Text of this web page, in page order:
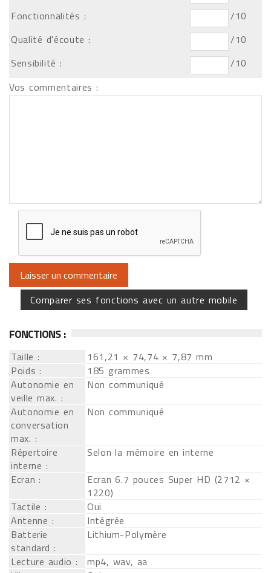
Fonctionnalités :
/10
Qualité d'écoute :
/10
Sensibilité :
/10
Vos commentaires :
Comparer ses fonctions avec un autre mobile
FONCTIONS :
Taille :
161,21 × 74,74 × 7,87 mm
Poids :
185 grammes
Autonomie en
veille max. :
Non communiqué
Autonomie en
conversation
max. :
Non communiqué
Répertoire
interne :
Selon la mémoire en interne
Ecran :
Ecran 6.7 pouces Super HD (2712 ×
1220)
Tactile :
Oui
Antenne :
Intégrée
Batterie
standard :
Lithium-Polymère
Lecture audio :
mp4, wav, aa